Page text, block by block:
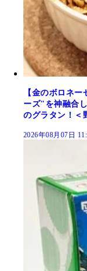
【金のボロネ
ーズ"を神融合
のグラタン！＜
2026年08月07日